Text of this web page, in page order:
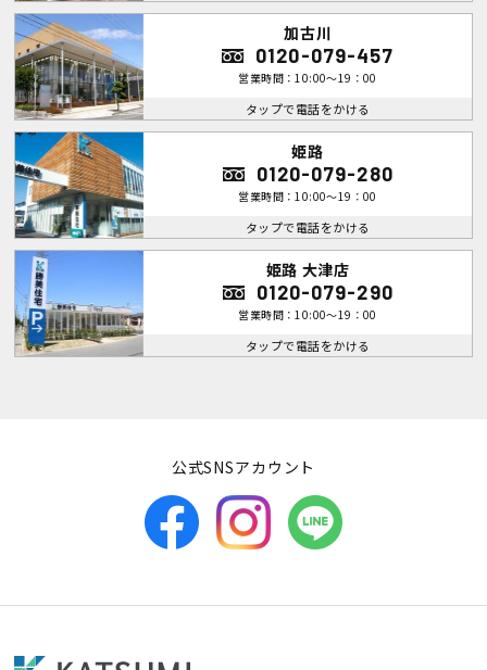
加古川
0120-079-457
営業時間：10:00～19：00
タップで電話をかける
姫路
0120-079-280
営業時間：10:00～19：00
タップで電話をかける
姫路 大津店
0120-079-290
営業時間：10:00～19：00
タップで電話をかける
公式SNSアカウント